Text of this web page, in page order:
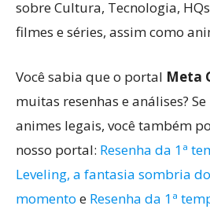
sobre Cultura, Tecnologia,
filmes e séries, assim como
Você sabia que o portal Meta
muitas resenhas e análises?
animes legais, você também
nosso portal: Resenha da 1ª
Leveling, a fantasia sombria do
momento e Resenha da 1ª